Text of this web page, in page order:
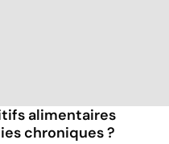
alimentaires
chroniques ?